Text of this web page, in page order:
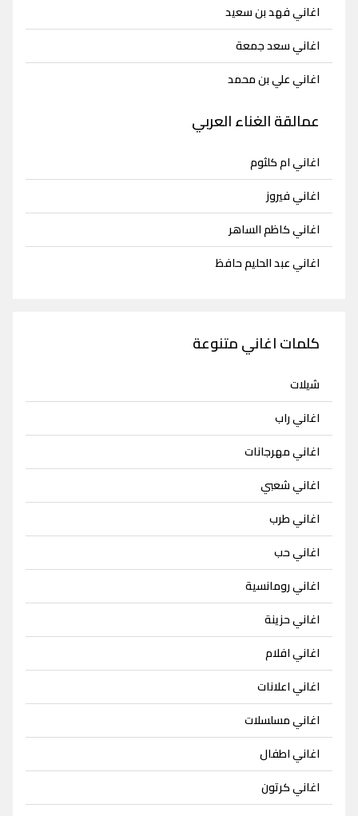
اغاني فهد بن سعيد
اغاني سعد جمعة
اغاني علي بن محمد
عمالقة الغناء العربي
اغاني ام كلثوم
اغاني فيروز
اغاني كاظم الساهر
اغاني عبد الحليم حافظ
كلمات اغاني متنوعة
شيلات
اغاني راب
اغاني مهرجانات
اغاني شعبي
اغاني طرب
اغاني حب
اغاني رومانسية
اغاني حزينة
اغاني افلام
اغاني اعلانات
اغاني مسلسلات
اغاني اطفال
اغاني كرتون